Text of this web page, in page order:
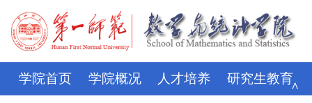
学院首页 学院概况 人才培养 研究生教育∧